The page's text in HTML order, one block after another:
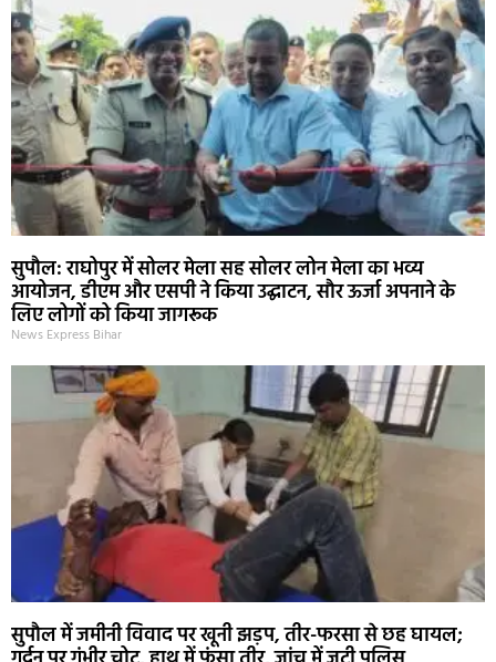
सुपौल: राघोपुर में सोलर मेला सह सोलर लोन मेला का भव्य
आयोजन, डीएम और एसपी ने किया उद्घाटन, सौर ऊर्जा अपनाने के
लिए लोगों को किया जागरूक
News Express Bihar
सुपौल में जमीनी विवाद पर खूनी झड़प, तीर-फरसा से छह घायल;